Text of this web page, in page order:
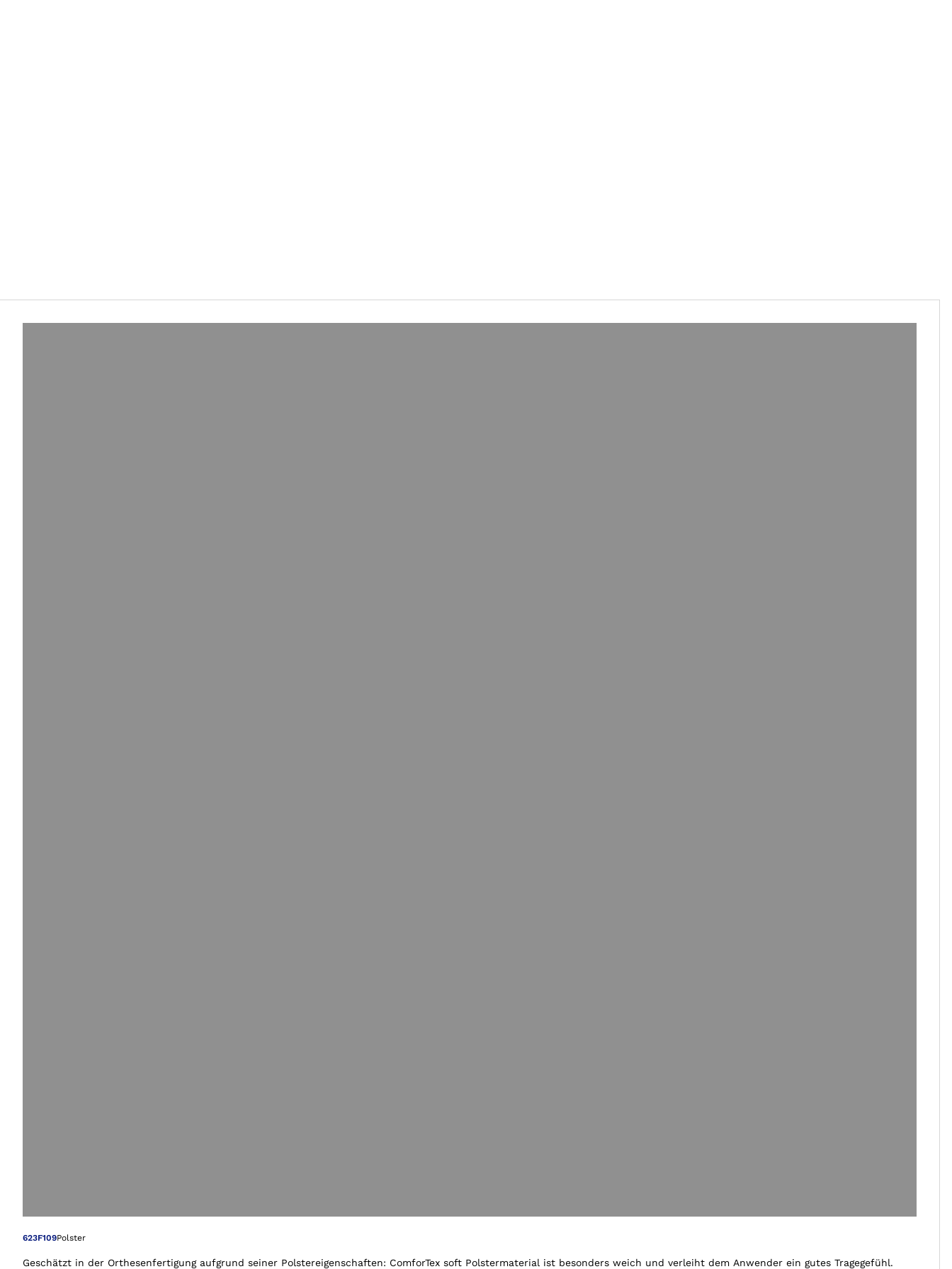
Öffnet das Bild in der Gallery-Ansicht
623F109Polster
Geschätzt in der Orthesenfertigung aufgrund seiner Polstereigenschaften: ComforTex soft Polstermaterial ist besonders weich und verleiht dem Anwender ein gutes Tragegefühl.